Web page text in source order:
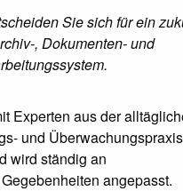
Sie sich für ein
, Dokumenten- und
Experten aus der
und
wird ständig an
angepasst.